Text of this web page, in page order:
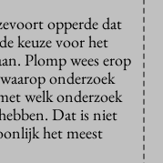
opperde dat
keuze voor het
Plomp wees erop
onderzoek
welk onderzoek
Dat is niet
het meest